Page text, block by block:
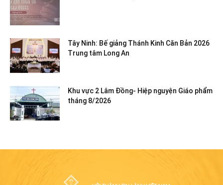
Tây Ninh: Bế giảng Thánh Kinh Căn Bản 2026
Trung tâm Long An
Khu vực 2 Lâm Đồng- Hiệp nguyện Giáo phẩm
tháng 8/2026